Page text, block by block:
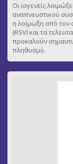
Οι ιογενείς
αναπνευστικού
η λοίμωξη από τον
(RSV) και τα
προκαλούν
πληθυσμό.